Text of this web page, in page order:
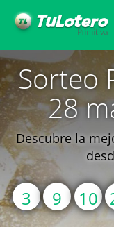
Sorteo
28
Descubre la
3 9 10